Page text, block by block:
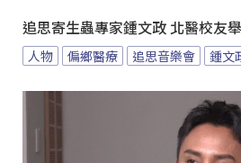
追思寄生蟲專家鍾文政 北醫校友
人物 偏鄉醫療 追思音樂會 鍾文